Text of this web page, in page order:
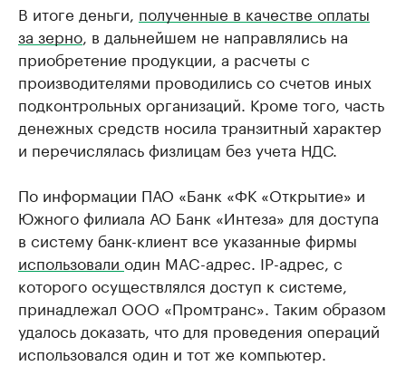
В итоге деньги, полученные в качестве оплаты
за зерно , в дальнейшем не направлялись на
приобретение продукции, а расчеты с
производителями проводились со счетов иных
подконтрольных организаций. Кроме того, часть
денежных средств носила транзитный характер
и перечислялась физлицам без учета НДС.
По информации ПАО «Банк «ФК «Открытие» и
Южного филиала АО Банк «Интеза» для доступа
в систему банк-клиент все указанные фирмы
использовали один MAC-адрес. IP-адрес, с
которого осуществлялся доступ к системе,
принадлежал ООО «Промтранс». Таким образом
удалось доказать, что для проведения операций
использовался один и тот же компьютер.